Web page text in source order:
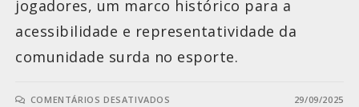
jogadores, um marco histórico para a
acessibilidade e representatividade da
comunidade surda no esporte.
COMENTÁRIOS DESATIVADOS 29/09/2025